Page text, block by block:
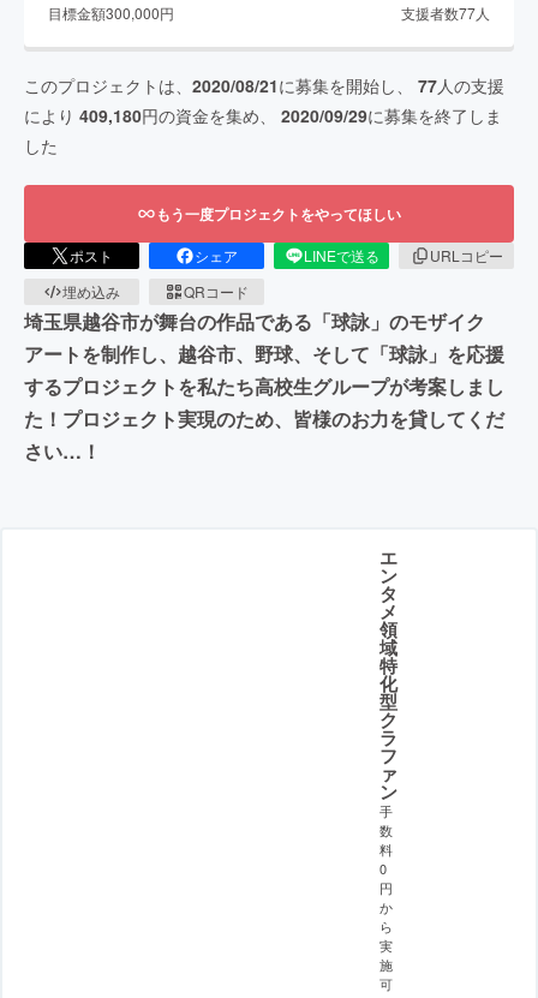
目標金額300,000円 支援者数77人
このプロジェクトは、 2020/08/21に募集を開始し、 77人の支援
により 409,180円の資金を集め、 2020/09/29に募集を終了しま
した
もう一度プロジェクトをやってほしい
ポスト シェア LINEで送る
URLコピー
埋め込み
QRコード
埼玉県越谷市が舞台の作品である「球詠」のモザイク
アートを制作し、越谷市、野球、そして「球詠」を応援
するプロジェクトを私たち高校生グループが考案しまし
た！プロジェクト実現のため、皆様のお力を貸してくだ
さい…！
エ
ン
タ
メ
領
域
特
化
型
ク
ラ
フ
ァ
ン
手
数
料
0
円
か
ら
実
施
可